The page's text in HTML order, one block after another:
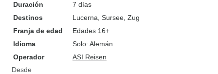
Duración
7 días
Destinos
Lucerna , Sursee , Zug
Franja de edad
Edades 16+
Idioma
Solo: Alemán
Operador
ASI Reisen
Desde